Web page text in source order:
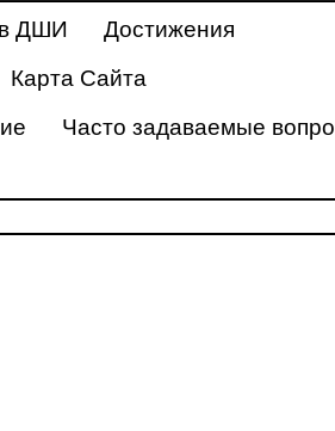
в ДШИ
Достижения
Карта Сайта
Часто задаваемые